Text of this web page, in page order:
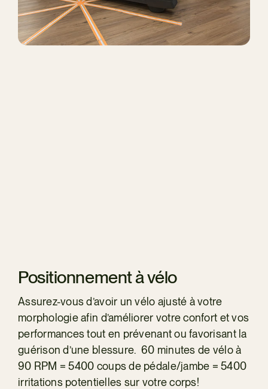
Positionnement à vélo
Assurez-vous d’avoir un vélo ajusté à votre
morphologie afin d’améliorer votre confort et vos
performances tout en prévenant ou favorisant la
guérison d’une blessure. 60 minutes de vélo à
90 RPM = 5400 coups de pédale/jambe = 5400
irritations potentielles sur votre corps!